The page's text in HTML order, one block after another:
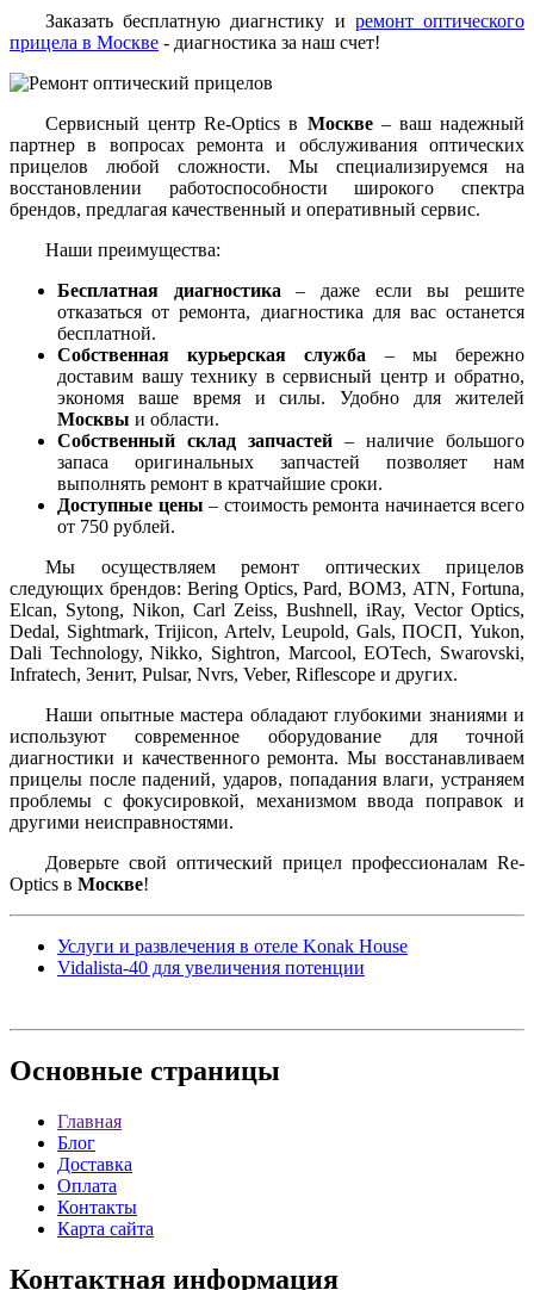
Заказать бесплатную диагнстику и ремонт оптического
прицела в Москве - диагностика за наш счет!
Сервисный центр Re-Optics в Москве– ваш надежный
партнер в вопросах ремонта и обслуживания оптических
прицелов любой сложности. Мы специализируемся на
восстановлении работоспособности широкого спектра
брендов, предлагая качественный и оперативный сервис.
Наши преимущества:
Бесплатная диагностика – даже если вы решите
отказаться от ремонта, диагностика для вас останется
бесплатной.
Собственная курьерская служба – мы бережно
доставим вашу технику в сервисный центр и обратно,
экономя ваше время и силы. Удобно для жителей
Москвы и области.
Собственный склад запчастей – наличие большого
запаса оригинальных запчастей позволяет нам
выполнять ремонт в кратчайшие сроки.
Доступные цены – стоимость ремонта начинается всего
от 750 рублей.
Мы осуществляем ремонт оптических прицелов
следующих брендов: Bering Optics, Pard, ВОМЗ, ATN, Fortuna,
Elcan, Sytong, Nikon, Carl Zeiss, Bushnell, iRay, Vector Optics,
Dedal, Sightmark, Trijicon, Artelv, Leupold, Gals, ПОСП, Yukon,
Dali Technology, Nikko, Sightron, Marcool, EOTech, Swarovski,
Infratech, Зенит, Pulsar, Nvrs, Veber, Riflescope и других.
Наши опытные мастера обладают глубокими знаниями и
используют современное оборудование для точной
диагностики и качественного ремонта. Мы восстанавливаем
прицелы после падений, ударов, попадания влаги, устраняем
проблемы с фокусировкой, механизмом ввода поправок и
другими неисправностями.
Доверьте свой оптический прицел профессионалам Re-
Optics в Москве!
Услуги и развлечения в отеле Konak House
Vidalista-40 для увеличения потенции
Основные страницы
Главная
Блог
Доставка
Оплата
Контакты
Карта сайта
Контактная информация